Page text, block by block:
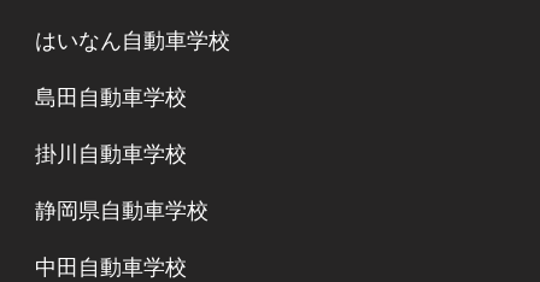
はいなん自動車学校
島田自動車学校
掛川自動車学校
静岡県自動車学校
中田自動車学校